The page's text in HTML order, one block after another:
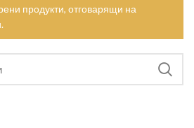
продукти, отговарящи на